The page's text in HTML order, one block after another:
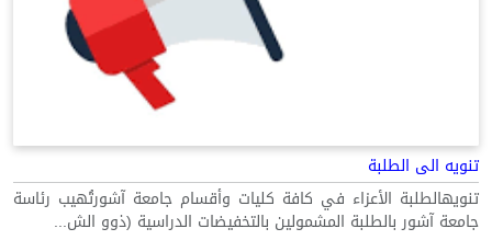
تنويه الى الطلبة
تنويهالطلبة الأعزاء في كافة كليات وأقسام جامعة آشورتُهيب رئاسة
جامعة آشور بالطلبة المشمولين بالتخفيضات الدراسية (ذوو الش...